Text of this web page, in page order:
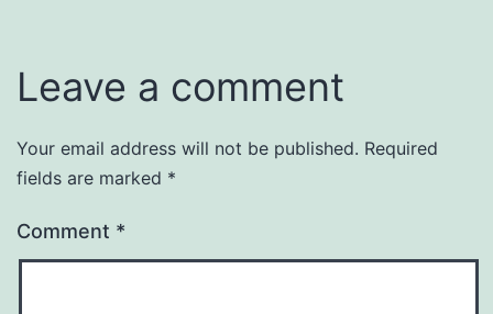
Leave a comment
Your email address will not be published. Required
fields are marked *
Comment *